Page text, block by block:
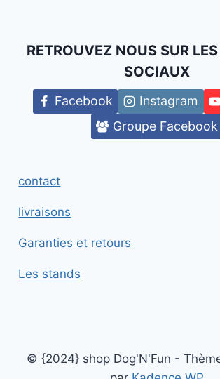
RETROUVEZ NOUS SUR
SOCIAUX
Facebook Instagram
Groupe Facebook
contact
livraisons
Garanties et retours
Les stands
© {2024} shop Dog'N'Fun -